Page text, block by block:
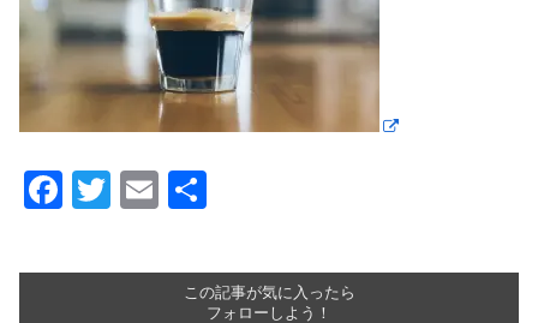
F
c
T
tt
E
ail
この記事が気に入ったら
フォローしよう！